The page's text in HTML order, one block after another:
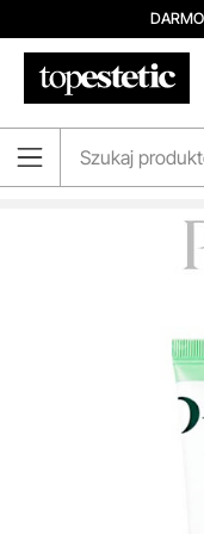
Aktualizacja
Korzystanie ze
Porady
Nowa jakość
pomoże Ci dobrać
skóry. Zaufaj
Spersonalizowane
Do wielu zamówień